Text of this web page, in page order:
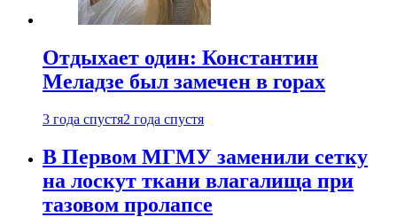
Отдыхает один: Константин
Меладзе был замечен в горах
3 года спустя2 года спустя
В Первом МГМУ заменили сетку
на лоскут ткани влагалища при
тазовом пролапсе